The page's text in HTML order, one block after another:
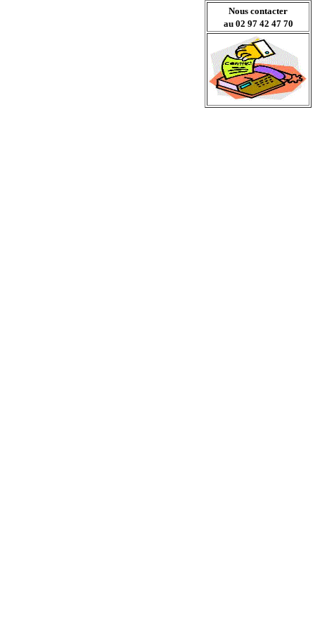
Nous contacter
au 02 97 42 47 70